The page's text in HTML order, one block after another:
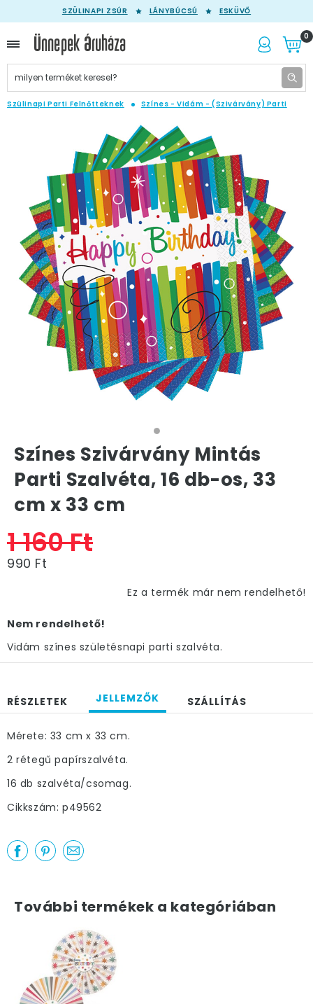
SZÜLINAPI ZSÚR LÁNYBÚCSÚ ESKÜVŐ
0
Szülinapi Parti Felnőtteknek Színes - Vidám - (Szivárvány) Parti
Színes Szivárvány Mintás
Parti Szalvéta, 16 db-os, 33
cm x 33 cm
1 160 Ft
990 Ft
Ez a termék már nem rendelhető!
Nem rendelhető!
Vidám színes születésnapi parti szalvéta.
RÉSZLETEK JELLEMZŐK SZÁLLÍTÁS
Mérete: 33 cm x 33 cm.
2 rétegű papírszalvéta.
16 db szalvéta/csomag.
Cikkszám: p49562
További termékek a kategóriában